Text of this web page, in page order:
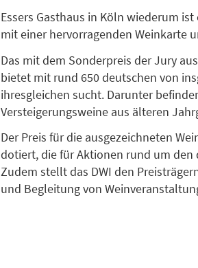
Essers Gasthaus in Köln wiederum
mit einer hervorragenden Weinkarte
Das mit dem Sonderpreis der Jury
bietet mit rund 650 deutschen von
ihresgleichen sucht. Darunter
Versteigerungsweine aus älteren
Der Preis für die ausgezeichneten
dotiert, die für Aktionen rund um
Zudem stellt das DWI den
und Begleitung von